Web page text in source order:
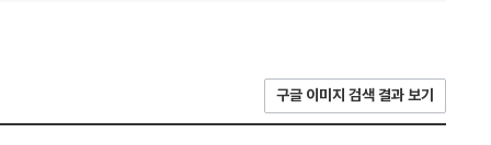
구글 이미지 검색 결과 보기